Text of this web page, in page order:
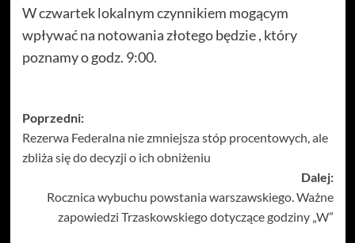
W czwartek lokalnym czynnikiem mogącym
wpływać na notowania złotego będzie , który
poznamy o godz. 9:00.
Zobacz
wpisy
Poprzedni:
Rezerwa Federalna nie zmniejsza stóp procentowych, ale
zbliża się do decyzji o ich obniżeniu
Dalej:
Rocznica wybuchu powstania warszawskiego. Ważne
zapowiedzi Trzaskowskiego dotyczące godziny „W”